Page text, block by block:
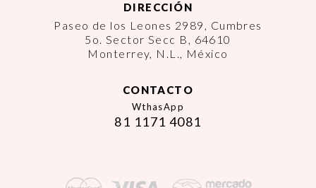
DIRECCIÓN
Paseo de los Leones 2989, Cumbres
5o. Sector Secc B, 64610
Monterrey, N.L., México
CONTACTO
WthasApp
81 1171 4081